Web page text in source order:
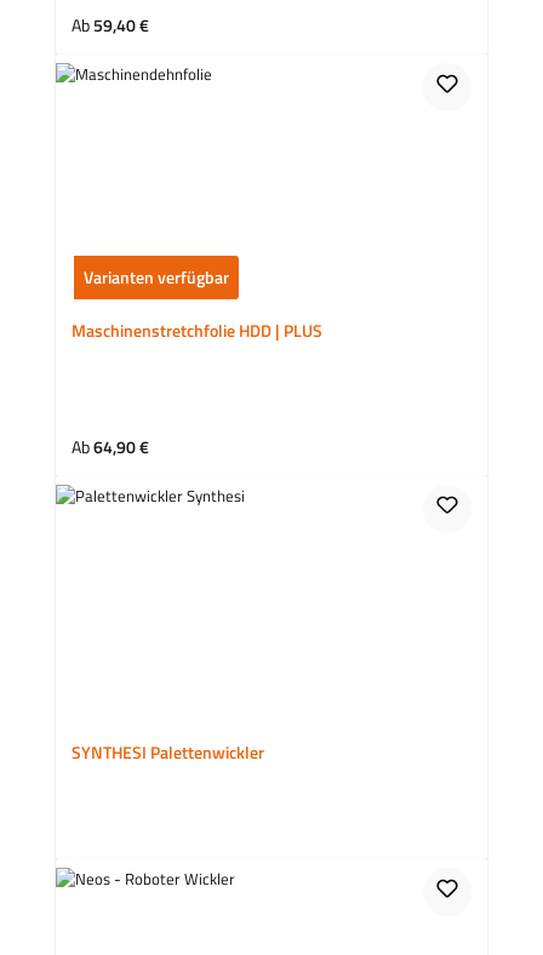
Regulärer Preis:
Ab59,40 €
Varianten verfügbar
Maschinenstretchfolie HDD | PLUS
Regulärer Preis:
Ab64,90 €
SYNTHESI Palettenwickler